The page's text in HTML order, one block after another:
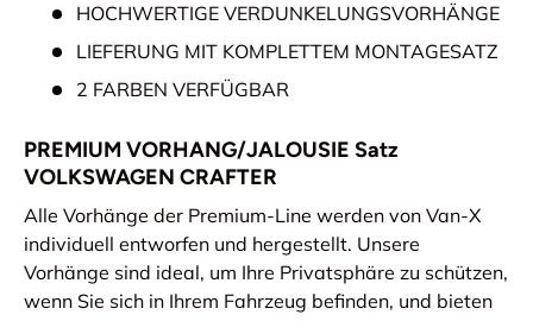
HOCHWERTIGE VERDUNKELUNGSVORHÄNGE
LIEFERUNG MIT KOMPLETTEM MONTAGESATZ
2 FARBEN VERFÜGBAR
PREMIUM VORHANG/JALOUSIE Satz
VOLKSWAGEN CRAFTER
Alle Vorhänge der Premium-Line werden von Van-X
individuell entworfen und hergestellt. Unsere
Vorhänge sind ideal, um Ihre Privatsphäre zu schützen,
wenn Sie sich in Ihrem Fahrzeug befinden, und bieten